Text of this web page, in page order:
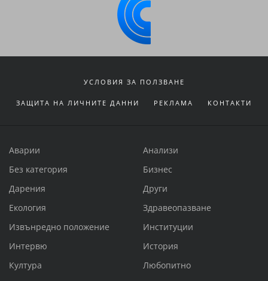
УСЛОВИЯ ЗА ПОЛЗВАНЕ
ЗАЩИТА НА ЛИЧНИТЕ ДАННИ РЕКЛАМА КОНТАКТИ
Аварии
Анализи
Без категория
Бизнес
Дарения
Други
Екология
Здравеопазване
Извънредно положение
Институции
Интервю
История
Култура
Любопитно